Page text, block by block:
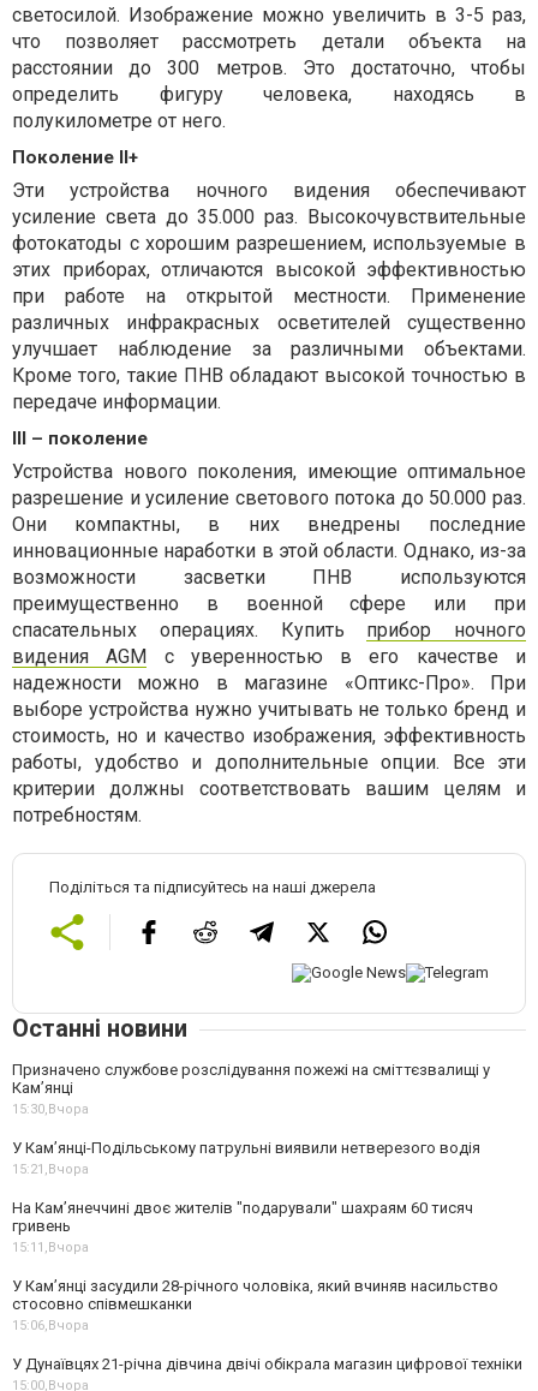
светосилой. Изображение можно увеличить в 3-5 раз,
что позволяет рассмотреть детали объекта на
расстоянии до 300 метров. Это достаточно, чтобы
определить фигуру человека, находясь в
полукилометре от него.
Поколение II+
Эти устройства ночного видения обеспечивают
усиление света до 35.000 раз. Высокочувствительные
фотокатоды с хорошим разрешением, используемые в
этих приборах, отличаются высокой эффективностью
при работе на открытой местности. Применение
различных инфракрасных осветителей существенно
улучшает наблюдение за различными объектами.
Кроме того, такие ПНВ обладают высокой точностью в
передаче информации.
III – поколение
Устройства нового поколения, имеющие оптимальное
разрешение и усиление светового потока до 50.000 раз.
Они компактны, в них внедрены последние
инновационные наработки в этой области. Однако, из-за
возможности засветки ПНВ используются
преимущественно в военной сфере или при
спасательных операциях. Купить прибор ночного
видения AGM с уверенностью в его качестве и
надежности можно в магазине «Оптикс-Про». При
выборе устройства нужно учитывать не только бренд и
стоимость, но и качество изображения, эффективность
работы, удобство и дополнительные опции. Все эти
критерии должны соответствовать вашим целям и
потребностям.
Поділіться та підписуйтесь на наші джерела
Останні новини
Призначено службове розслідування пожежі на сміттєзвалищі у
Кам’янці
15:30,Вчора
У Кам’янці-Подільському патрульні виявили нетверезого водія
15:21,Вчора
На Камʼянеччині двоє жителів "подарували" шахраям 60 тисяч
гривень
15:11,Вчора
У Камʼянці засудили 28-річного чоловіка, який вчиняв насильство
стосовно співмешканки
15:06,Вчора
У Дунаївцях 21-річна дівчина двічі обікрала магазин цифрової техніки
15:00,Вчора